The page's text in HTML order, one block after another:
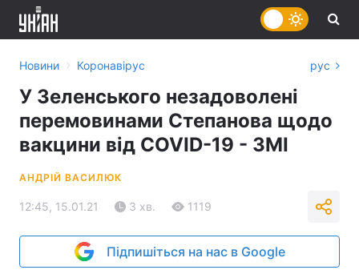
Новини › Коронавірус рус
У Зеленського незадоволені
перемовинами Степанова щодо
вакцини від COVID-19 - ЗМІ
АНДРІЙ ВАСИЛЮК
12:45, 15.01.21 3 хв. 1119
Підпишіться на нас в Google